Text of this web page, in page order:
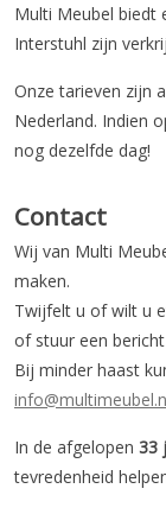
Multi Meubel biedt
Interstuhl zijn
Onze tarieven zijn
Nederland. Indien
nog dezelfde dag!
Contact
Wij van Multi
maken.
Twijfelt u of wilt u
of stuur een
Bij minder haast
In de afgelopen 33
tevredenheid